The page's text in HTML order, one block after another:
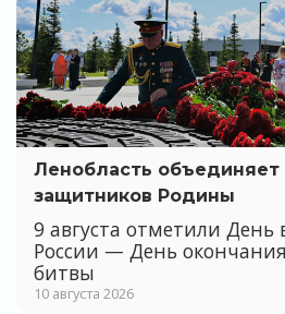
Ленобласть объединяет
защитников Родины
9 августа отметили День
России — День
битвы
10 августа 2026